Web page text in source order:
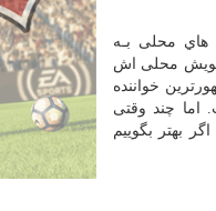
هاي‌ محلی بـه
گویش محلی اش
خواننده
اما چند وقتی
بهتر بگوییم